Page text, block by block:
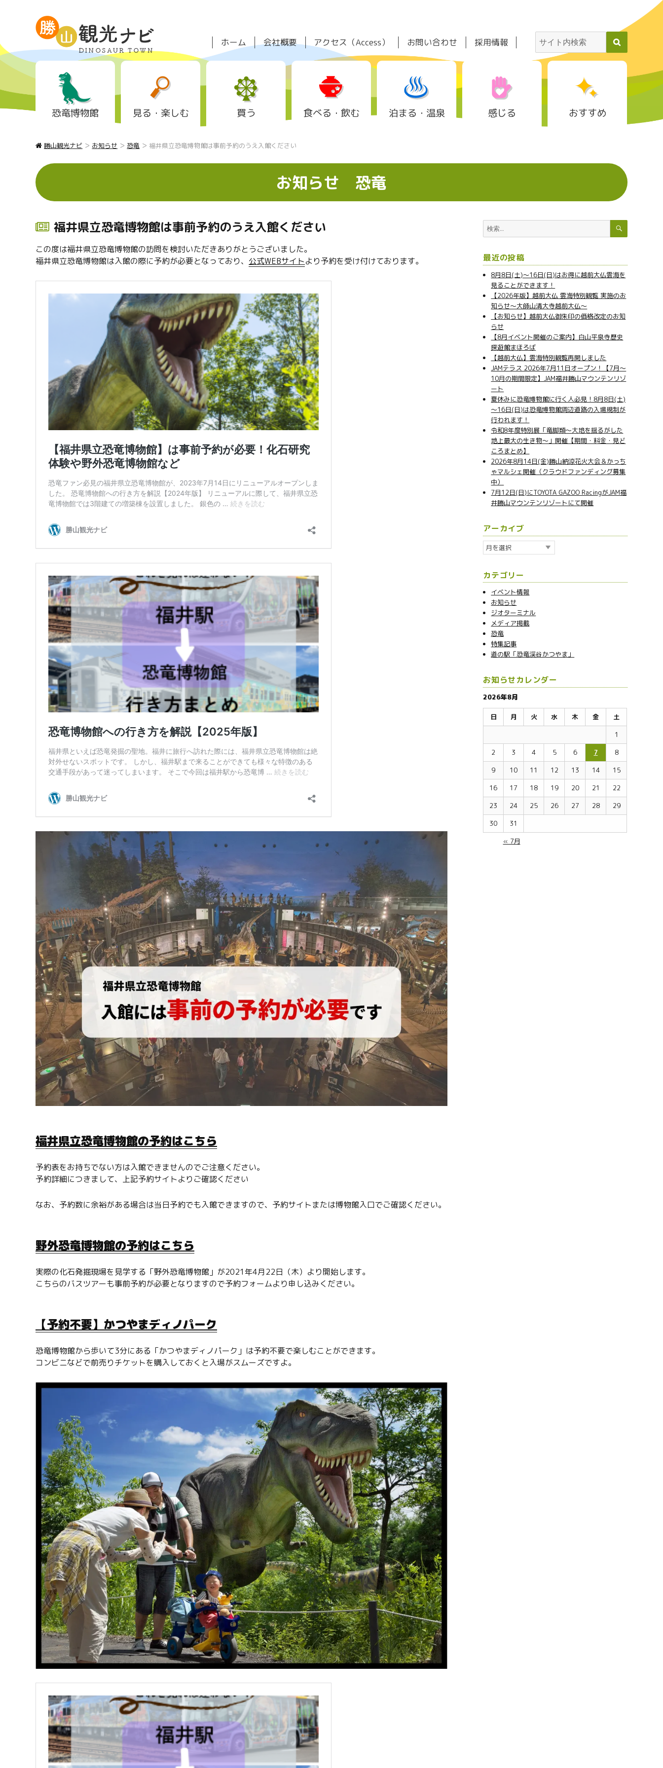
ホーム 会社概要 アクセス（Access） お問い合わせ 採用情報
恐竜博物館 見る・楽しむ 買う 食べる・飲む 泊まる・温泉 感じる おすすめ
勝山観光ナビ > お知らせ >恐竜 > 福井県立恐竜博物館は事前予約のうえ入館ください
お知らせ 恐竜
福井県立恐竜博物館は事前予約のうえ入館ください
この度は福井県立恐竜博物館の訪問を検討いただきありがとうございました。
福井県立恐竜博物館は入館の際に予約が必要となっており、 公式WEBサイトより予約を受け付けております。
福井県立恐竜博物館の予約はこちら
予約表をお持ちでない方は入館できませんのでご注意ください。
予約詳細につきまして、上記予約サイトよりご確認ください
なお、予約数に余裕がある場合は当日予約でも入館できますので、予約サイトまたは博物館入口でご確認ください。
野外恐竜博物館の予約はこちら
実際の化石発掘現場を見学する「野外恐竜博物館」が2021年4月22日（木）より開始します。
こちらのバスツアーも事前予約が必要となりますので予約フォームより申し込みください。
【予約不要】かつやまディノパーク
恐竜博物館から歩いて3分にある「かつやまディノパーク」は予約不要で楽しむことができます。
コンビニなどで前売りチケットを購入しておくと入場がスムーズですよ。
検
索:
検
最近の投稿
8月8日(土)～16日(日)はお得に越前大仏雲海を
見ることができます！
【2026年版】越前大仏 雲海特別観覧 実施のお
知らせ～大師山清大寺越前大仏～
【お知らせ】越前大仏御朱印の価格改定のお知
らせ
【8月イベント開催のご案内】白山平泉寺歴史
探遊館まほろば
【越前大仏】雲海特別観覧再開しました
JAMテラス 2026年7月11日オープン！【7月～
10月の期間限定】JAM福井勝山マウンテンリゾ
ート
夏休みに恐竜博物館に行く人必見！8月8日(土)
～16日(日)は恐竜博物館周辺道路の入場規制が
行われます！
令和8年度特別展「竜脚類～大地を揺るがした
地上最大の生き物～」開催【期間・料金・見ど
ころまとめ】
2026年8月14日(金)勝山納涼花火大会＆かっち
ゃマルシェ開催（クラウドファンディング募集
中）
7月12日(日)にTOYOTA GAZOO RacingがJAM福
井勝山マウンテンリゾートにて開催
アーカイブ
ア
ー
イ
カテゴリー
イベント情報
お知らせ
ジオターミナル
メディア掲載
恐竜
特集記事
道の駅「恐竜渓谷かつやま」
お知らせカレンダー
2026年8月
日 月 火 水 木 金
土
1
2
3 4 5 6 7
8
9
10 11 12 13 14
15
16
17 18 19 20 21
22
23
24 25 26 27 28
29
30
31
« 7月